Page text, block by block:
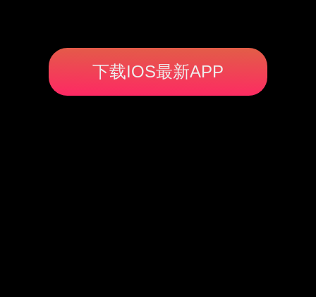
下载IOS最新APP